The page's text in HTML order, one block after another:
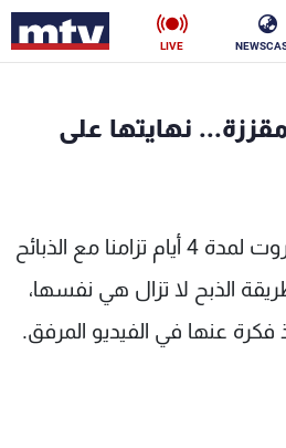
LIVE
نهايتها على
عاد العمل إلى مسلخ بيروت لمدة 4 أيام تزامنا مع الذبائح
الذبح لا تزال هي نفسها،
فكرة عنها في الفيديو المرفق.
فن
رياضة